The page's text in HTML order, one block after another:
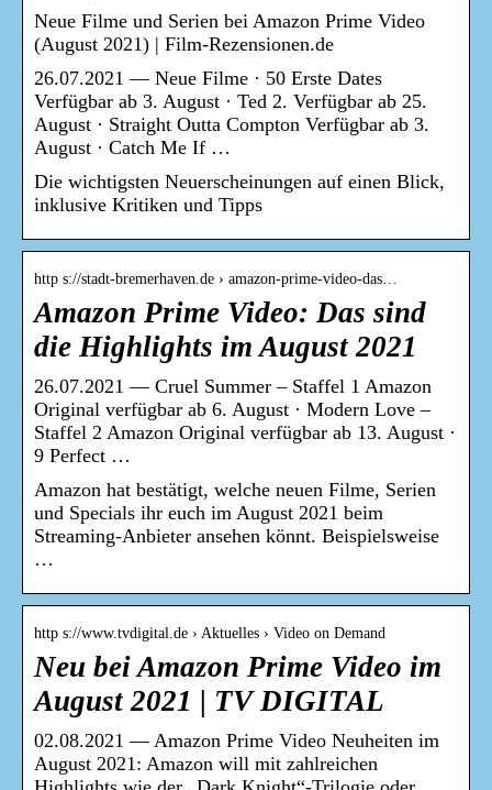
Neue Filme und Serien bei Amazon Prime Video
(August 2021) | Film-Rezensionen.de
26.07.2021 — Neue Filme · 50 Erste Dates
Verfügbar ab 3. August · Ted 2. Verfügbar ab 25.
August · Straight Outta Compton Verfügbar ab 3.
August · Catch Me If …
Die wichtigsten Neuerscheinungen auf einen Blick,
inklusive Kritiken und Tipps
http s://stadt-bremerhaven.de › amazon-prime-video-das…
Amazon Prime Video: Das sind
die Highlights im August 2021
26.07.2021 — Cruel Summer – Staffel 1 Amazon
Original verfügbar ab 6. August · Modern Love –
Staffel 2 Amazon Original verfügbar ab 13. August ·
9 Perfect …
Amazon hat bestätigt, welche neuen Filme, Serien
und Specials ihr euch im August 2021 beim
Streaming-Anbieter ansehen könnt. Beispielsweise
…
http s://www.tvdigital.de › Aktuelles › Video on Demand
Neu bei Amazon Prime Video im
August 2021 | TV DIGITAL
02.08.2021 — Amazon Prime Video Neuheiten im
August 2021: Amazon will mit zahlreichen